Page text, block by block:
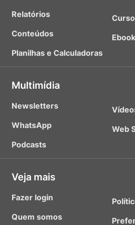
Relatórios
Conteúdos
Planilhas e Calculadoras
Multimídia
Newsletters
WhatsApp
Podcasts
Web
Veja mais
Fazer login
Quem somos